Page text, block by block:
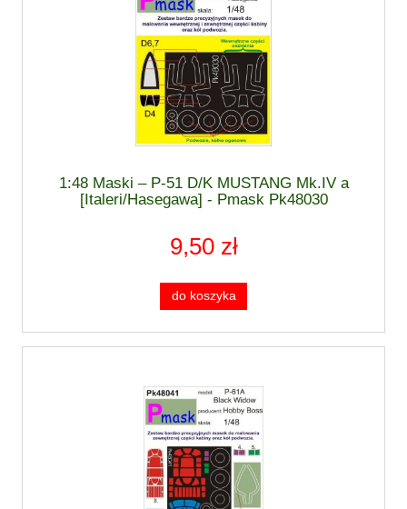
1:48 Maski – P-51 D/K MUSTANG Mk.IV a
[Italeri/Hasegawa] - Pmask Pk48030
9,50 zł
do koszyka